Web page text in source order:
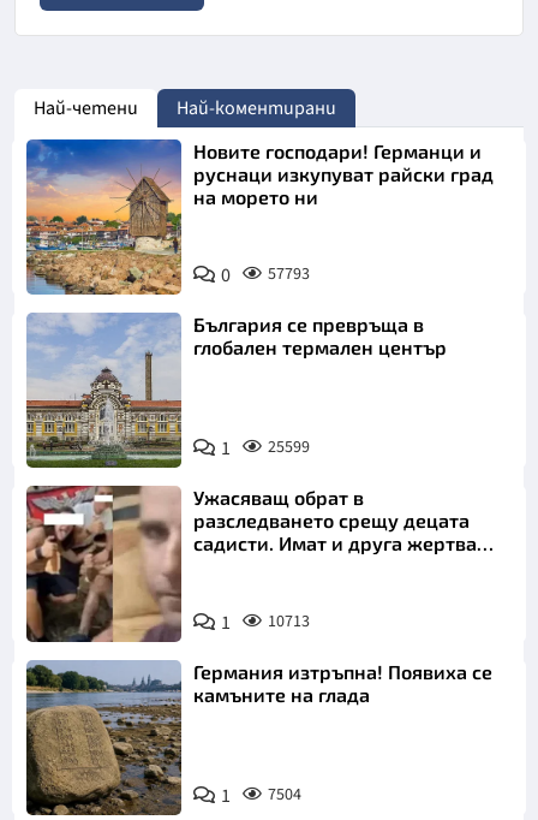
Най-четени Най-коментирани
Новите господари! Германци и
руснаци изкупуват райски град
на морето ни
0 57793
България се превръща в
глобален термален център
1 25599
Ужасяващ обрат в
разследването срещу децата
садисти. Имат и друга жертва
1 10713
Германия изтръпна! Появиха се
камъните на глада
1 7504